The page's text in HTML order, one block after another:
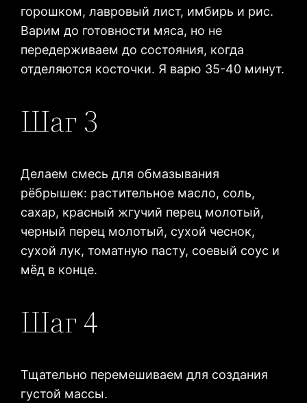
горошком, лавровый лист, имбирь и рис.
Варим до готовности мяса, но не
передерживаем до состояния, когда
отделяются косточки. Я варю 35-40 минут.
Шаг 3
Делаем смесь для обмазывания
рёбрышек: растительное масло, соль,
сахар, красный жгучий перец молотый,
черный перец молотый, сухой чеснок,
сухой лук, томатную пасту, соевый соус и
мёд в конце.
Шаг 4
Тщательно перемешиваем для создания
густой массы.